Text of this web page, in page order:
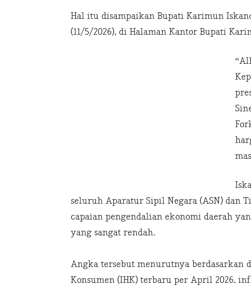
Hal itu disampaikan ‎Bupati Karimun
(11/5/2026), di Halaman Kantor Bupati
seluruh Aparatur Sipil Negara (ASN) dan
capaian pengendalian ekonomi daerah
yang sangat rendah.
Angka tersebut menurutnya berdasarkan
Konsumen (IHK) terbaru per April 2026,